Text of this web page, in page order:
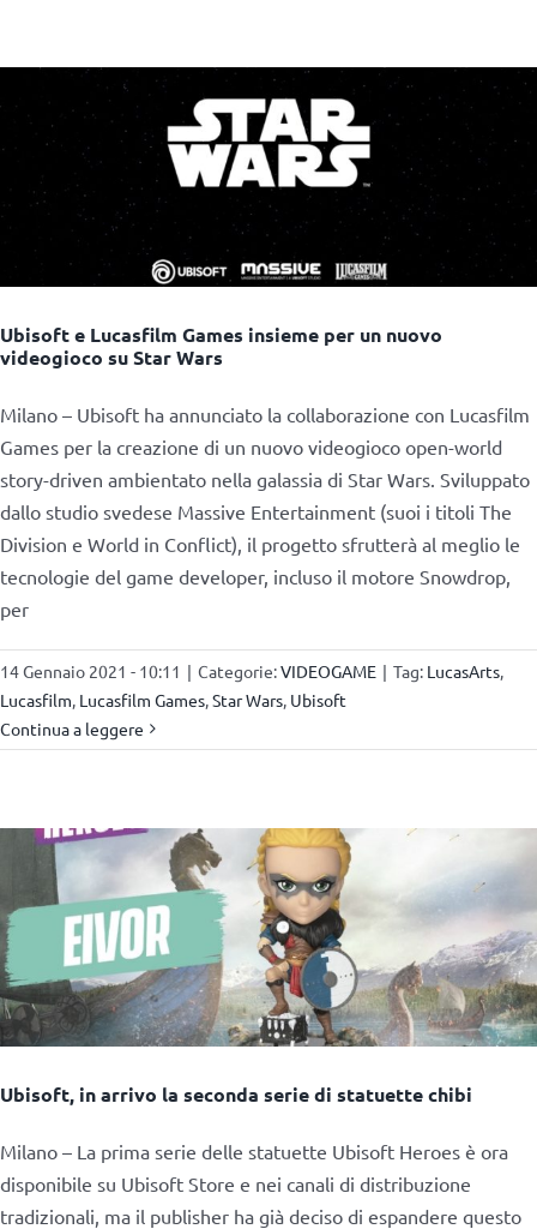
Ubisoft e Lucasfilm Games insieme per un nuovo
videogioco su Star Wars
Milano – Ubisoft ha annunciato la collaborazione con Lucasfilm
Games per la creazione di un nuovo videogioco open-world
story-driven ambientato nella galassia di Star Wars. Sviluppato
dallo studio svedese Massive Entertainment (suoi i titoli The
Division e World in Conflict), il progetto sfrutterà al meglio le
tecnologie del game developer, incluso il motore Snowdrop,
per
14 Gennaio 2021 - 10:11 | Categorie:VIDEOGAME | Tag: LucasArts
Lucasfilm Lucasfilm Games Star Wars Ubisoft
Continua a leggere
Ubisoft, in arrivo la seconda serie di statuette chibi
Milano – La prima serie delle statuette Ubisoft Heroes è ora
disponibile su Ubisoft Store e nei canali di distribuzione
tradizionali, ma il publisher ha già deciso di espandere questo